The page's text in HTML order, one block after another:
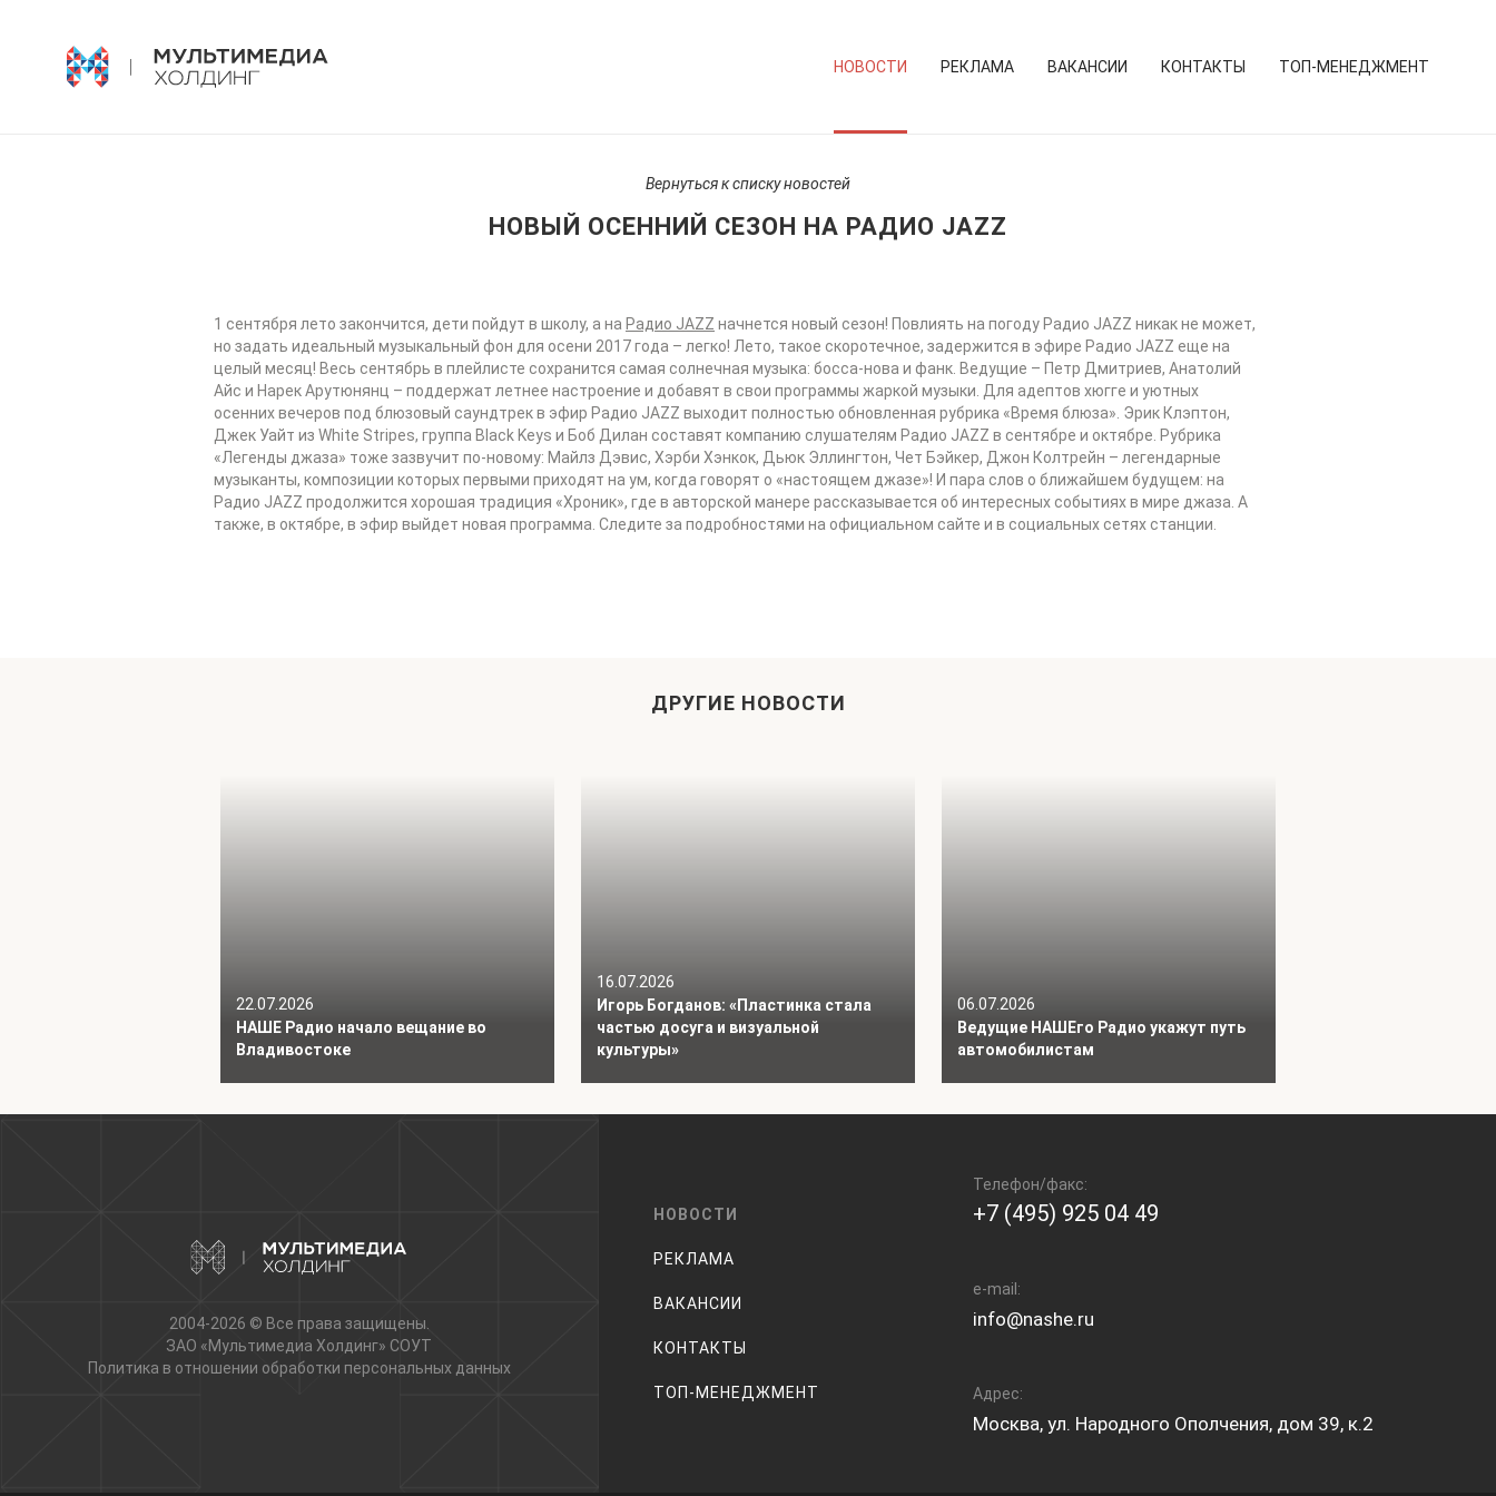
НОВОСТИ РЕКЛАМА ВАКАНСИИ КОНТАКТЫ ТОП-МЕНЕДЖМЕНТ
Вернуться к списку новостей
НОВЫЙ ОСЕННИЙ СЕЗОН НА РАДИО JAZZ
1 сентября лето закончится, дети пойдут в школу, а на Радио JAZZ начнется новый сезон! Повлиять на погоду Радио JAZZ никак не может,
но задать идеальный музыкальный фон для осени 2017 года – легко! Лето, такое скоротечное, задержится в эфире Радио JAZZ еще на
целый месяц! Весь сентябрь в плейлисте сохранится самая солнечная музыка: босса-нова и фанк. Ведущие – Петр Дмитриев, Анатолий
Айс и Нарек Арутюнянц – поддержат летнее настроение и добавят в свои программы жаркой музыки. Для адептов хюгге и уютных
осенних вечеров под блюзовый саундтрек в эфир Радио JAZZ выходит полностью обновленная рубрика «Время блюза». Эрик Клэптон,
Джек Уайт из White Stripes, группа Black Keys и Боб Дилан составят компанию слушателям Радио JAZZ в сентябре и октябре. Рубрика
«Легенды джаза» тоже зазвучит по-новому: Майлз Дэвис, Хэрби Хэнкок, Дьюк Эллингтон, Чет Бэйкер, Джон Колтрейн – легендарные
музыканты, композиции которых первыми приходят на ум, когда говорят о «настоящем джазе»! И пара слов о ближайшем будущем: на
Радио JAZZ продолжится хорошая традиция «Хроник», где в авторской манере рассказывается об интересных событиях в мире джаза. А
также, в октябре, в эфир выйдет новая программа. Следите за подробностями на официальном сайте и в социальных сетях станции.
ДРУГИЕ НОВОСТИ
22.07.2026
НАШЕ Радио начало вещание во
Владивостоке
16.07.2026
Игорь Богданов: «Пластинка стала
частью досуга и визуальной
культуры»
06.07.2026
Ведущие НАШЕго Радио укажут путь
автомобилистам
2004-2026 © Все права защищены.
ЗАО «Мультимедиа Холдинг» СОУТ
Политика в отношении обработки персональных данных
НОВОСТИ
РЕКЛАМА
ВАКАНСИИ
КОНТАКТЫ
ТОП-МЕНЕДЖМЕНТ
Телефон/факс:
+7 (495) 925 04 49
e-mail:
info@nashe.ru
Адрес:
Москва, ул. Народного Ополчения, дом 39, к.2